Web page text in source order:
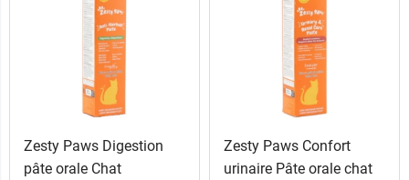
Zesty Paws Digestion
pâte orale Chat
Zesty Paws Confort
urinaire Pâte orale chat